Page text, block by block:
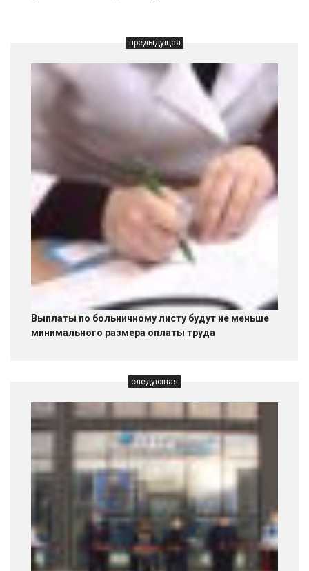
предыдущая
Выплаты по больничному листу будут не меньше
минимального размера оплаты труда
следующая